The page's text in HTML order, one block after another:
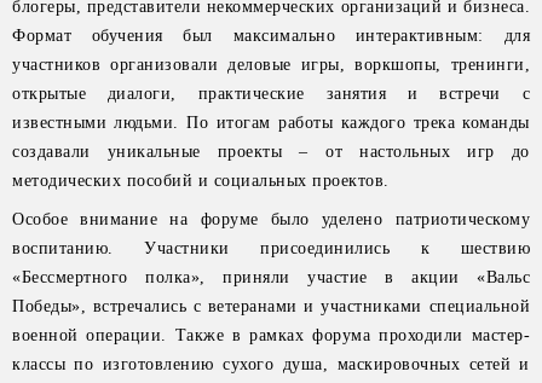
блогеры, представители некоммерческих организаций и бизнеса.
Формат обучения был максимально интерактивным: для
участников организовали деловые игры, воркшопы, тренинги,
открытые диалоги, практические занятия и встречи с
известными людьми. По итогам работы каждого трека команды
создавали уникальные проекты – от настольных игр до
методических пособий и социальных проектов.
Особое внимание на форуме было уделено патриотическому
воспитанию. Участники присоединились к шествию
«Бессмертного полка», приняли участие в акции «Вальс
Победы», встречались с ветеранами и участниками специальной
военной операции. Также в рамках форума проходили мастер-
классы по изготовлению сухого душа, маскировочных сетей и